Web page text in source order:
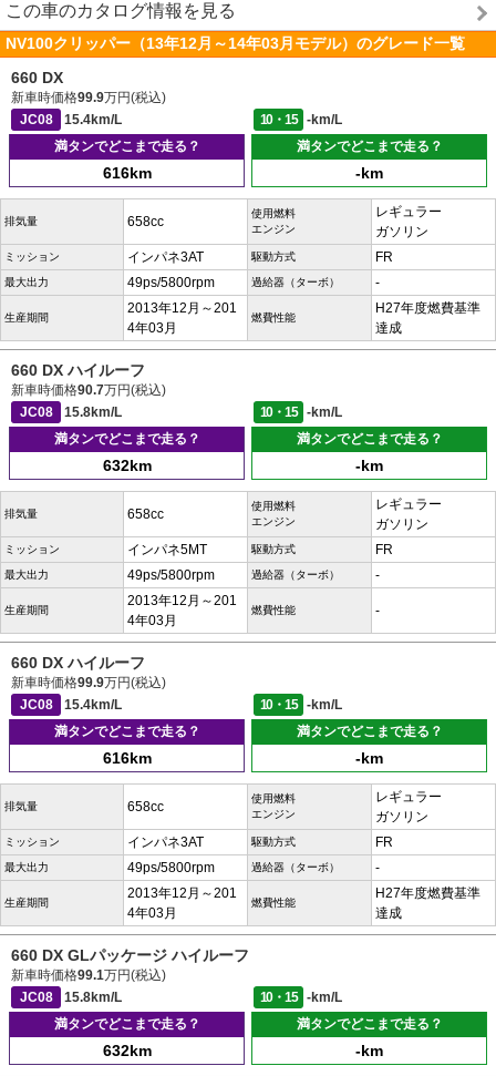
この車のカタログ情報を見る
NV100クリッパー（13年12月～14年03月モデル）のグレード一覧
660 DX
新車時価格99.9万円(税込)
JC08
15.4km/L 10・15
-km/L
満タンでどこまで走る？
616km
満タンでどこまで走る？
-km
排気量 658cc
使用燃料
エンジン
レギュラー
ガソリン
ミッション インパネ3AT 駆動方式 FR
最大出力 49ps/5800rpm 過給器（ターボ） -
生産期間
2013年12月～201
4年03月
燃費性能
H27年度燃費基準
達成
660 DX ハイルーフ
新車時価格90.7万円(税込)
JC08
15.8km/L 10・15
-km/L
満タンでどこまで走る？
632km
満タンでどこまで走る？
-km
排気量 658cc
使用燃料
エンジン
レギュラー
ガソリン
ミッション インパネ5MT 駆動方式 FR
最大出力 49ps/5800rpm 過給器（ターボ） -
生産期間
2013年12月～201
4年03月
燃費性能 -
660 DX ハイルーフ
新車時価格99.9万円(税込)
JC08
15.4km/L 10・15
-km/L
満タンでどこまで走る？
616km
満タンでどこまで走る？
-km
排気量 658cc
使用燃料
エンジン
レギュラー
ガソリン
ミッション インパネ3AT 駆動方式 FR
最大出力 49ps/5800rpm 過給器（ターボ） -
生産期間
2013年12月～201
4年03月
燃費性能
H27年度燃費基準
達成
660 DX GLパッケージ ハイルーフ
新車時価格99.1万円(税込)
JC08
15.8km/L 10・15
-km/L
満タンでどこまで走る？
632km
満タンでどこまで走る？
-km